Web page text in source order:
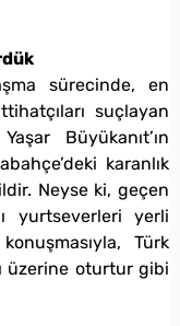
sürecinde, en
suçlayan
Büyükanıt’ın
karanlık
Neyse ki, geçen
yurtseverleri yerli
Türk
üzerine oturtur gibi